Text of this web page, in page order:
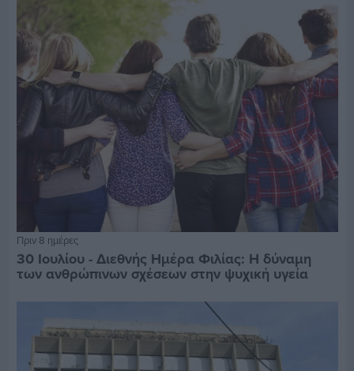
Πριν 8 ημέρες
30 Ιουλίου - Διεθνής Ημέρα Φιλίας: Η δύναμη
των ανθρώπινων σχέσεων στην ψυχική υγεία